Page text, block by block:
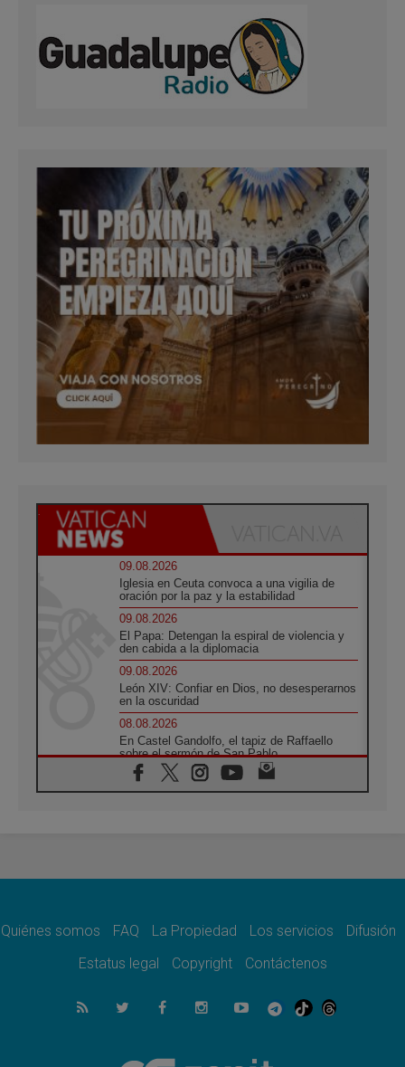
09.08.2026
Iglesia en Ceuta convoca a una vigilia de
oración por la paz y la estabilidad
09.08.2026
El Papa: Detengan la espiral de violencia y
den cabida a la diplomacia
09.08.2026
León XIV: Confiar en Dios, no desesperarnos
en la oscuridad
08.08.2026
En Castel Gandolfo, el tapiz de Raffaello
sobre el sermón de San Pablo
08.08.2026
En Colombia, «la paz no se compra con una
08.08.2026
08.08.2026
del Buen Consejo de Genazzano
Filipinas: el Vicariato Apostólico de Calapán
se convierte en diócesis
Honduras: Los desplazados invisibles de una
Quiénes somos FAQ La Propiedad Los servicios
Difusión
Estatus legal
Copyright Contáctenos